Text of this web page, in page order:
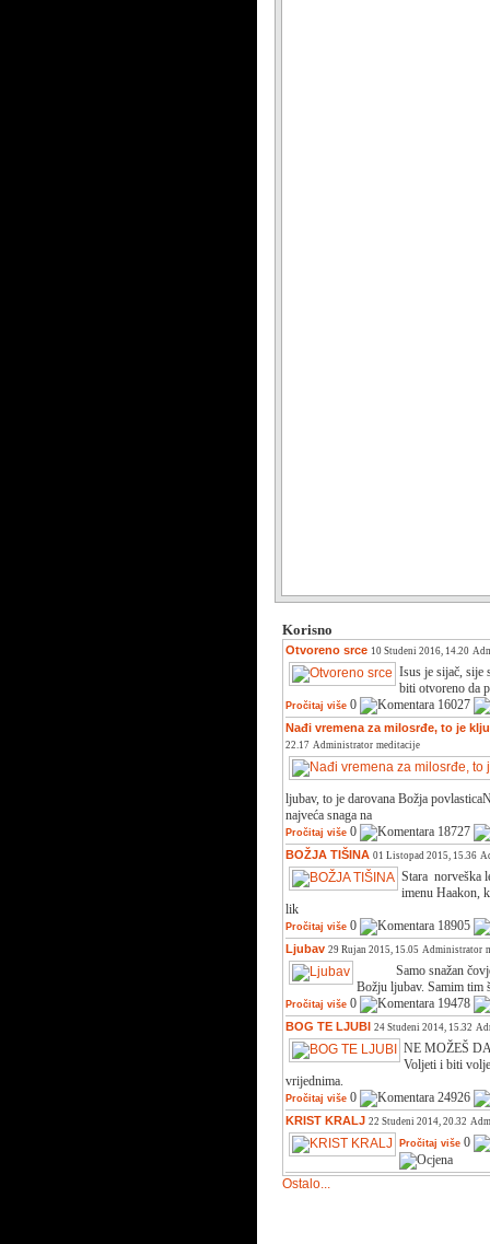
Korisno
Otvoreno srce 10 Studeni 2016, 14.20
Isus je sijač, sije
biti otvoreno da
Pročitaj više 0 16027
Nađi vremena za milosrđe, to je
22.17 Administrator meditacije
ljubav, to je darovana Božja
najveća snaga na
Pročitaj više 0 18727
BOŽJA TIŠINA 01 Listopad 2015, 15.36
Stara norveška
imenu Haakon,
lik
Pročitaj više 0 18905
Ljubav 29 Rujan 2015, 15.05 Administrator
Samo snažan
Božju ljubav. Samim tim
Pročitaj više 0 19478
BOG TE LJUBI 24 Studeni 2014, 15.32
NE MOŽEŠ
Voljeti i biti
vrijednima.
Pročitaj više 0 24926
KRIST KRALJ 22 Studeni 2014, 20.32
Pročitaj više 0
Ostalo...